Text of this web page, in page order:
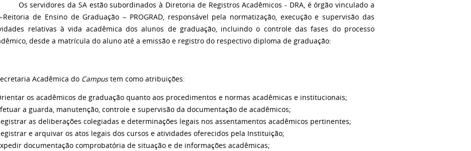
servidores da SA estão subordinados à Diretoria de Registros Acadêmicos - DRA, é órgão vinculado a
Reitoria de Ensino de Graduação – PROGRAD, responsável pela normatização, execução e supervisão das
relativas à vida acadêmica dos alunos de graduação, incluindo o controle das fases do processo
desde a matrícula do aluno até a emissão e registro do respectivo diploma de graduação:
Acadêmica do Campustem como atribuições:
os acadêmicos de graduação quanto aos procedimentos e normas acadêmicas e institucionais;
a guarda, manutenção, controle e supervisão da documentação de acadêmicos;
as deliberações colegiadas e determinações legais nos assentamentos acadêmicos pertinentes;
e arquivar os atos legais dos cursos e atividades oferecidos pela Instituição;
documentação comprobatória de situação e de informações acadêmicas;